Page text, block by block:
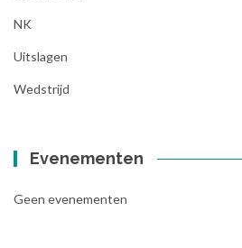
NK
Uitslagen
Wedstrijd
Evenementen
Geen evenementen